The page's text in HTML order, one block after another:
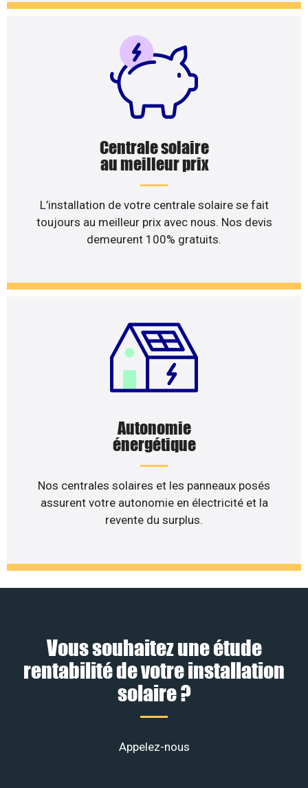
Centrale solaire
au meilleur prix
L’installation de votre centrale solaire se fait
toujours au meilleur prix avec nous. Nos devis
demeurent 100% gratuits.
Autonomie
énergétique
Nos centrales solaires et les panneaux posés
assurent votre autonomie en électricité et la
revente du surplus.
Vous souhaitez une étude
rentabilité de votre installation
solaire ?
Appelez-nous